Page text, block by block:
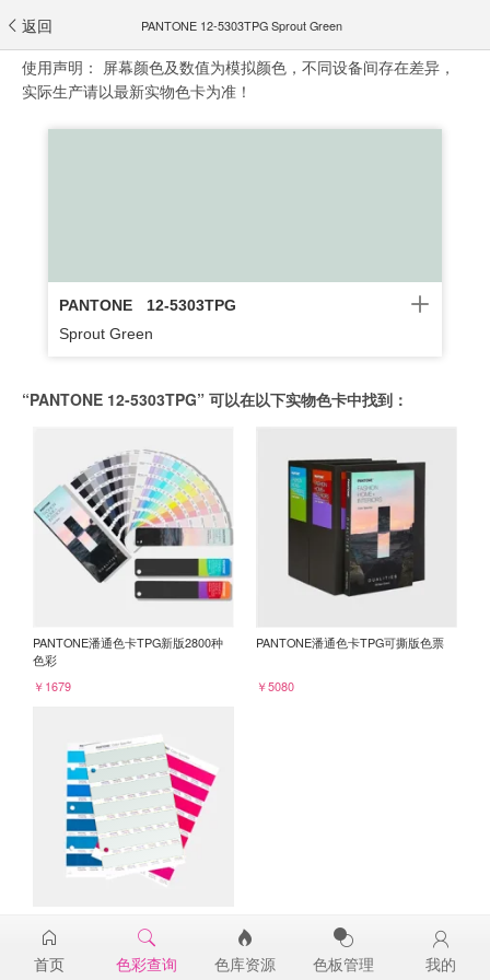
返回 PANTONE 12-5303TPG Sprout Green
使用声明： 屏幕颜色及数值为模拟颜色，不同设备间存在差异，
实际生产请以最新实物色卡为准！
PANTONE
12-5303TPG
Sprout Green
“PANTONE 12-5303TPG” 可以在以下实物色卡中找到：
PANTONE潘通色卡TPG新版2800种
色彩
￥1679
PANTONE潘通色卡TPG可撕版色票
￥5080
12-5303TPG
￥98
首页 色彩查询 色库资源 色板管理 我的